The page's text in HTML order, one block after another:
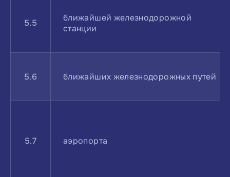
5.5
ближайшей железнодорожной
станции
5.6 ближайших железнодорожных путей
5.7 аэропорта